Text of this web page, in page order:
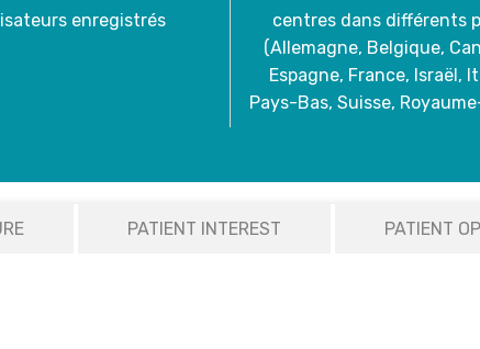
enregistrés
centres dans différents
(Allemagne, Belgique,
Espagne, France, Israël,
Pays-Bas, Suisse,
PATIENT INTEREST PATIENT